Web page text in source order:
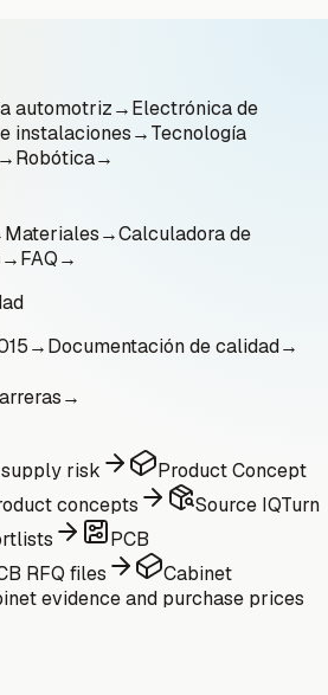
automotriz→Electrónica de
instalaciones→Tecnología
→Robótica→
Materiales→Calculadora de
→FAQ→
→Documentación de calidad→
→
risk
Product Concept
concepts Source IQTurn
PCB
RFQ files
Cabinet
evidence and purchase prices